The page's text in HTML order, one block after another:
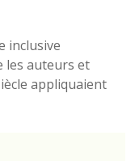
inclusive
les auteurs et
appliquaient